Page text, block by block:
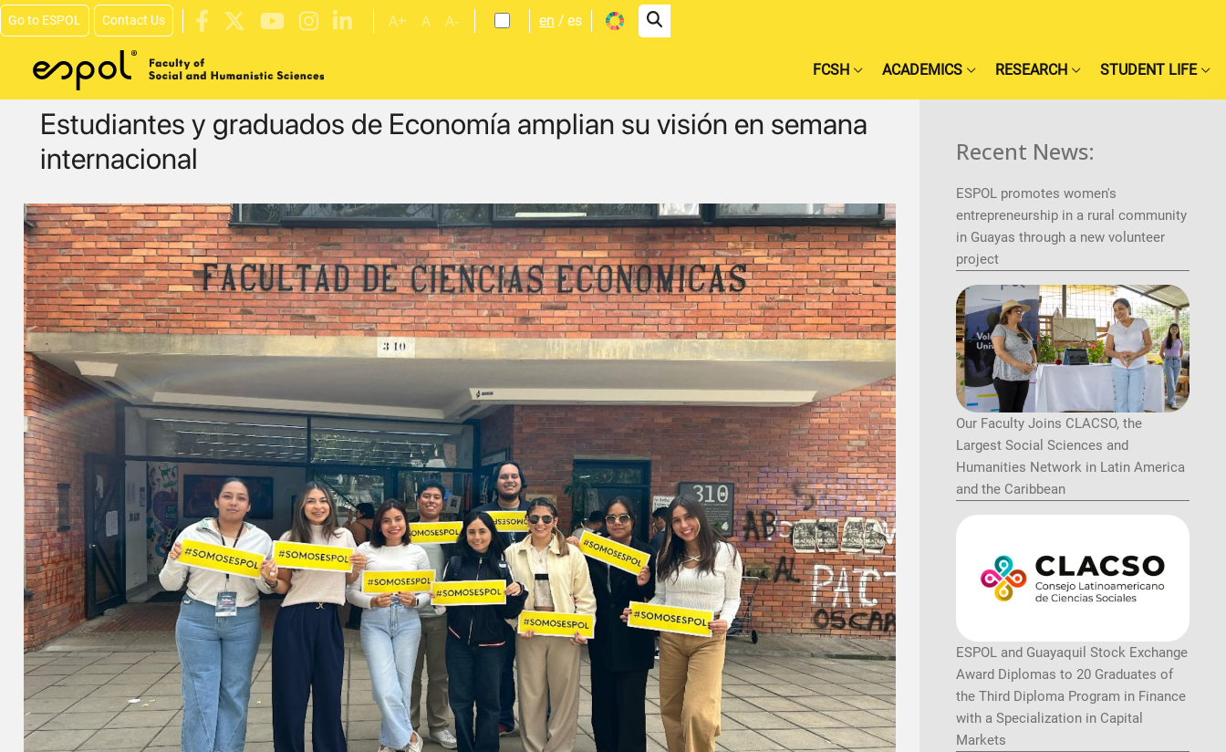
Skip to main content
Go to ESPOL Contact Us A+ A A- en es
FCSH ACADEMICS RESEARCH STUDENT LIFE
Estudiantes y graduados de Economía amplian su visión en semana
internacional
Image
Recent News:
ESPOL promotes women's
entrepreneurship in a rural community
in Guayas through a new volunteer
project
Our Faculty Joins CLACSO, the
Largest Social Sciences and
Humanities Network in Latin America
and the Caribbean
ESPOL and Guayaquil Stock Exchange
Award Diplomas to 20 Graduates of
the Third Diploma Program in Finance
with a Specialization in Capital
Markets